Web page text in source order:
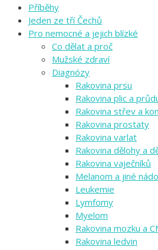
Příběhy
Jeden ze tří Čechů
Pro nemocné a jejich blízké
Co dělat a proč
Mužské zdraví
Diagnózy
Rakovina prsu
Rakovina plic a
Rakovina střev a
Rakovina prostaty
Rakovina varlat
Rakovina dělohy a
Rakovina vaječníků
Melanom a jiné
Leukemie
Lymfomy
Myelom
Rakovina mozku a
Rakovina ledvin